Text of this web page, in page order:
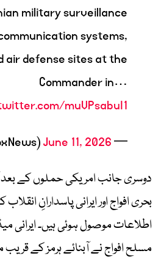
military surveillance
systems,
air defense sites at the
Commander in…
muVPsabuI1
— Fox News (@FoxNews)
June 11, 2026
دوسری جانب امریکی حملوں کے بعد
بحری افواج اور ایرانی پاسدارانِ
اطلاعات موصول ہوئی ہیں۔ ایرانی
مسلح افواج نے آبنائے ہرمز کے